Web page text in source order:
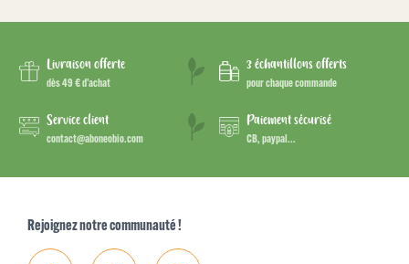
Livraison offerte
dès 49 € d’achat
3 échantillons offerts
pour chaque commande
Service client
contact@aboneobio.com
Paiement sécurisé
CB, paypal...
Rejoignez notre communauté !